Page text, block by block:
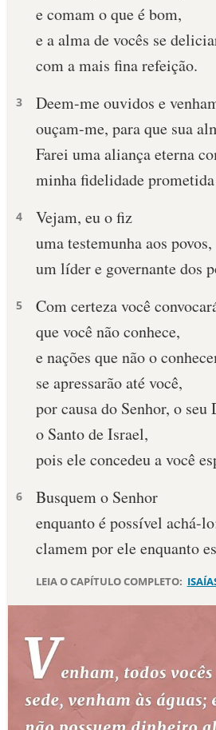
TERMO BÍBLICO JOGOS
QUEM SOMOS
LOJA BÍBLIAON
e comam o que é bom,
e a alma de vocês se
com a mais fina refeição.
3
Deem-me ouvidos e
ouçam-me, para que sua
Farei uma aliança eterna
minha fidelidade
4
Vejam, eu o fiz
uma testemunha aos povos,
um líder e governante dos
5
Com certeza você
que você não conhece,
e nações que não o
se apressarão até você,
por causa do Senhor, o seu
o Santo de Israel,
pois ele concedeu a você
6
Busquem o Senhor
enquanto é possível achá-
clamem por ele enquanto
LEIA O CAPÍTULO COMPLETO: